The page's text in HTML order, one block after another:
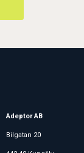
Adeptor AB
Bilgatan 20